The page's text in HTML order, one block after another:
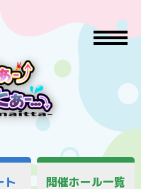
ト 開催ホール一覧